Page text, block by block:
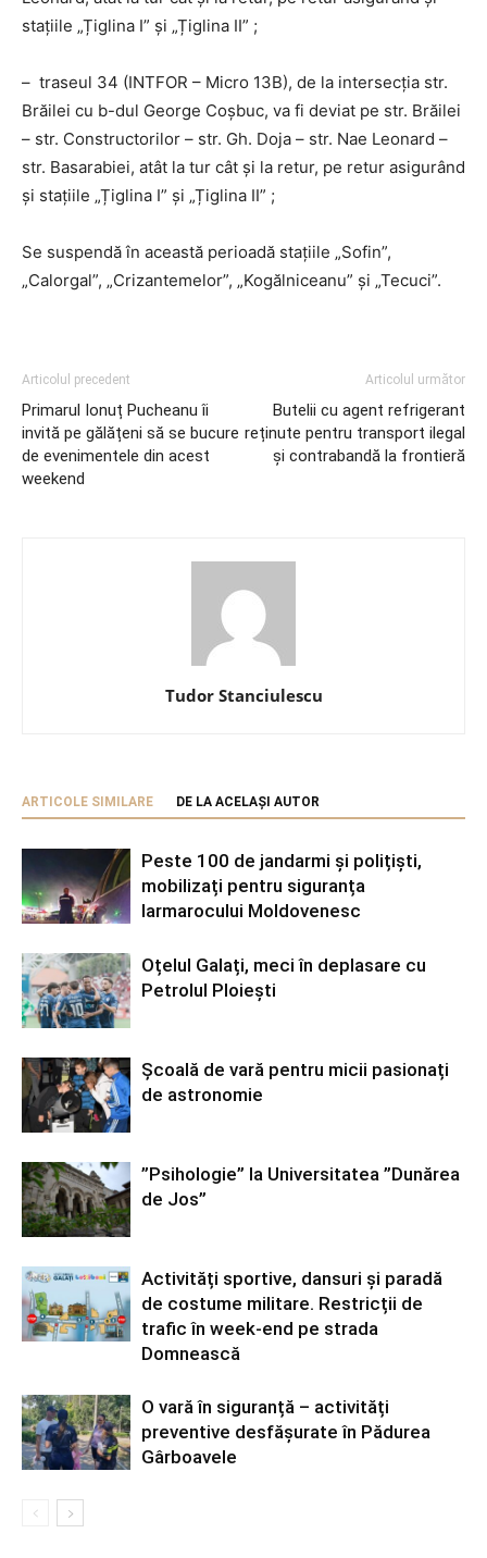
stațiile „Țiglina I” și „Țiglina II” ;
– traseul 34 (INTFOR – Micro 13B), de la intersecția str.
Brăilei cu b-dul George Coșbuc, va fi deviat pe str. Brăilei
– str. Constructorilor – str. Gh. Doja – str. Nae Leonard –
str. Basarabiei, atât la tur cât și la retur, pe retur asigurând
și stațiile „Țiglina I” și „Țiglina II” ;
Se suspendă în această perioadă stațiile „Sofin”,
„Calorgal”, „Crizantemelor”, „Kogălniceanu” și „Tecuci”.
Articolul precedent
Primarul Ionuț Pucheanu îi
invită pe gălățeni să se bucure
de evenimentele din acest
weekend
Articolul următor
Butelii cu agent refrigerant
reținute pentru transport ilegal
și contrabandă la frontieră
Tudor Stanciulescu
ARTICOLE SIMILARE DE LA ACELAȘI AUTOR
Peste 100 de jandarmi și polițiști,
mobilizați pentru siguranța
Iarmarocului Moldovenesc
Oțelul Galați, meci în deplasare cu
Petrolul Ploiești
Școală de vară pentru micii pasionați
de astronomie
”Psihologie” la Universitatea ”Dunărea
de Jos”
Activități sportive, dansuri și paradă
de costume militare. Restricții de
trafic în week-end pe strada
Domnească
O vară în siguranță – activități
preventive desfășurate în Pădurea
Gârboavele